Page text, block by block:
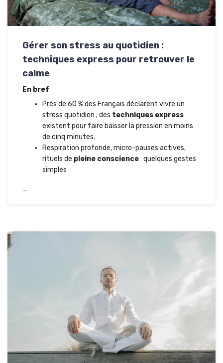
Gérer son stress au quotidien :
techniques express pour retrouver le
calme
En bref
Près de 60 % des Français déclarent vivre un
stress quotidien ; des techniques express
existent pour faire baisser la pression en moins
de cinq minutes.
Respiration profonde, micro-pauses actives,
rituels de pleine conscience: quelques gestes
simples
…